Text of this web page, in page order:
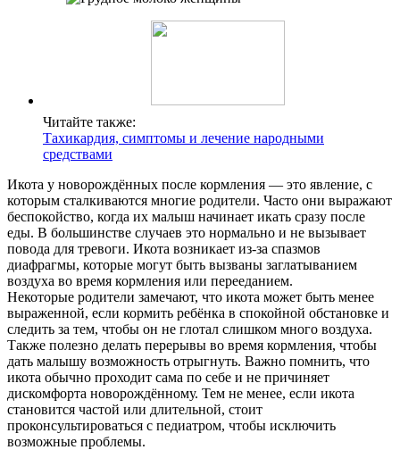
Отзывы
Статьи
Контакты
Читайте также:
Тахикардия, симптомы и лечение народными
средствами
Икота у новорождённых после кормления — это явление, с
которым сталкиваются многие родители. Часто они выражают
беспокойство, когда их малыш начинает икать сразу после
еды. В большинстве случаев это нормально и не вызывает
повода для тревоги. Икота возникает из-за спазмов
диафрагмы, которые могут быть вызваны заглатыванием
воздуха во время кормления или перееданием.
Некоторые родители замечают, что икота может быть менее
выраженной, если кормить ребёнка в спокойной обстановке и
следить за тем, чтобы он не глотал слишком много воздуха.
Также полезно делать перерывы во время кормления, чтобы
дать малышу возможность отрыгнуть. Важно помнить, что
икота обычно проходит сама по себе и не причиняет
дискомфорта новорождённому. Тем не менее, если икота
становится частой или длительной, стоит
проконсультироваться с педиатром, чтобы исключить
возможные проблемы.